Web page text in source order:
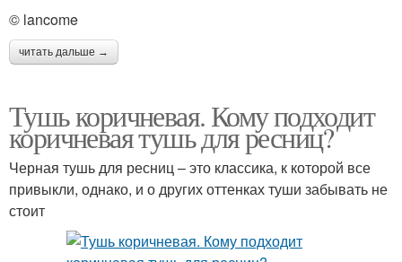
© lancome
читать дальше →
Тушь коричневая. Кому подходит
коричневая тушь для ресниц?
Черная тушь для ресниц – это классика, к которой все
привыкли, однако, и о других оттенках туши забывать не
стоит